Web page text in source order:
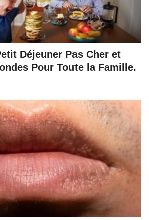
Déjeuner Pas Cher et
Pour Toute la Famille.